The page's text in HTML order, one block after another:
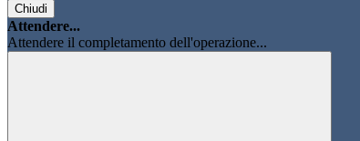
Chiudi
Attendere...
Attendere il completamento dell'operazione...